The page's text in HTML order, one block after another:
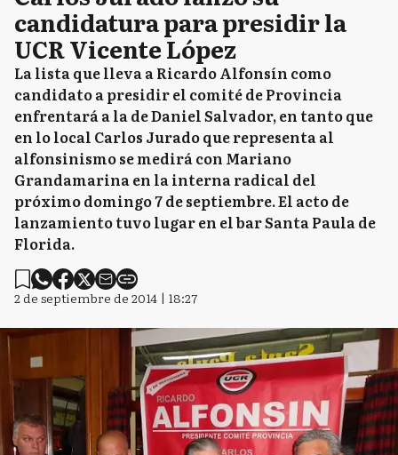
candidatura para presidir la
UCR Vicente López
La lista que lleva a Ricardo Alfonsín como
candidato a presidir el comité de Provincia
enfrentará a la de Daniel Salvador, en tanto que
en lo local Carlos Jurado que representa al
alfonsinismo se medirá con Mariano
Grandamarina en la interna radical del
próximo domingo 7 de septiembre. El acto de
lanzamiento tuvo lugar en el bar Santa Paula de
Florida.
2 de septiembre de 2014 | 18:27